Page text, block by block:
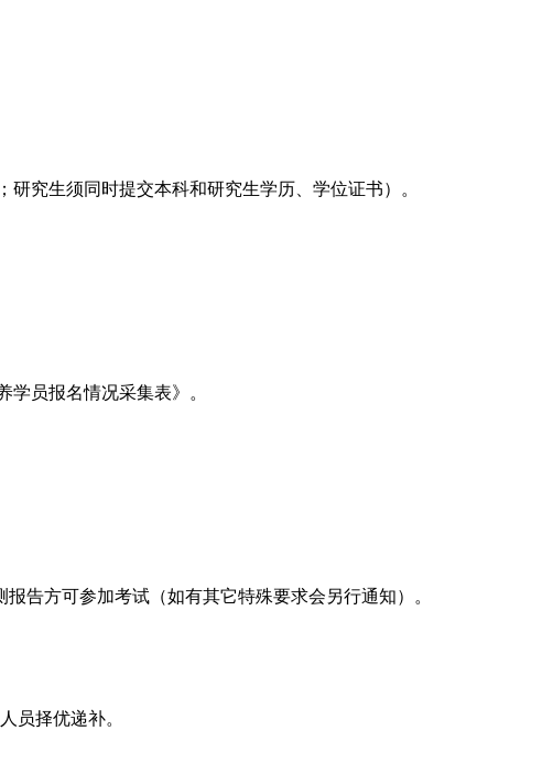
究生须同时提交本科和研究生学历、学位证书）。
学员报名情况采集表》。
告方可参加考试（如有其它特殊要求会另行通知）。
员择优递补。